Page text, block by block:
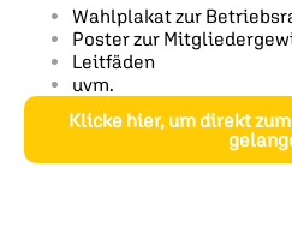
Wahlplakat zur
Poster zur
Leitfäden
uvm.
Klicke hier, um direkt